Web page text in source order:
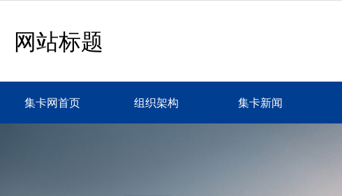
网站标题
集卡网首页 组织架构 集卡新闻